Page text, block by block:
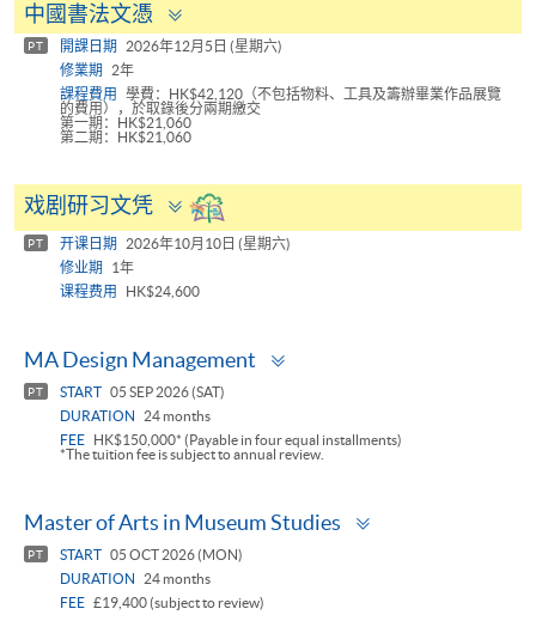
中國書法文憑
panel
PT 開課日期
2026年12月5日 (星期六)
修業期
2年
課程費用
學費：HK$42,120（不包括物料、工具及籌辦畢業作品展覽
的費用），於取錄後分兩期繳交
第一期：HK$21,060
第二期：HK$21,060
戏剧研习文凭
Toggle
panel
PT 开课日期
2026年10月10日 (星期六)
修业期
1年
课程费用
HK$24,600
MA Design Management
PT START 05 SEP 2026 (SAT)
DURATION
24 months
FEE
HK$150,000* (Payable in four equal installments)
*The tuition fee is subject to annual review.
Master of Arts in Museum Studies
PT START 05 OCT 2026 (MON)
DURATION
24 months
FEE £19,400 (subject to review)